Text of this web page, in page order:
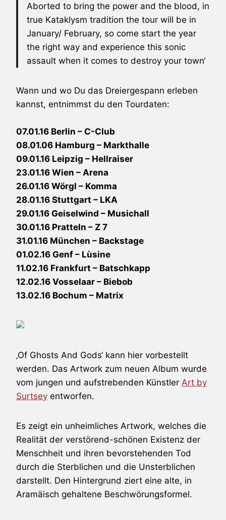
Aborted to bring the power and the blood, in
true Kataklysm tradition the tour will be in
January/ February, so come start the year
the right way and experience this sonic
assault when it comes to destroy your town‘
Wann und wo Du das Dreiergespann erleben
kannst, entnimmst du den Tourdaten:
07.01.16 Berlin – C-Club
08.01.06 Hamburg – Markthalle
09.01.16 Leipzig – Hellraiser
23.01.16 Wien – Arena
26.01.16 Wörgl – Komma
28.01.16 Stuttgart – LKA
29.01.16 Geiselwind – Musichall
30.01.16 Pratteln – Z 7
31.01.16 München – Backstage
01.02.16 Genf – Lùsine
11.02.16 Frankfurt – Batschkapp
12.02.16 Vosselaar – Biebob
13.02.16 Bochum – Matrix
‚Of Ghosts And Gods‘ kann hier vorbestellt
werden. Das Artwork zum neuen Album wurde
vom jungen und aufstrebenden Künstler Art by
Surtsey entworfen.
Es zeigt ein unheimliches Artwork, welches die
Realität der verstörend-schönen Existenz der
Menschheit und ihren bevorstehenden Tod
durch die Sterblichen und die Unsterblichen
darstellt. Den Hintergrund ziert eine alte, in
Aramäisch gehaltene Beschwörungsformel.